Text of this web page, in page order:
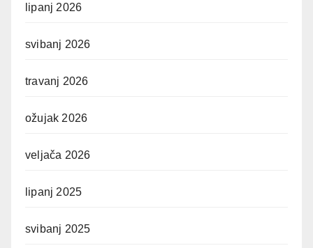
lipanj 2026
svibanj 2026
travanj 2026
ožujak 2026
veljača 2026
lipanj 2025
svibanj 2025